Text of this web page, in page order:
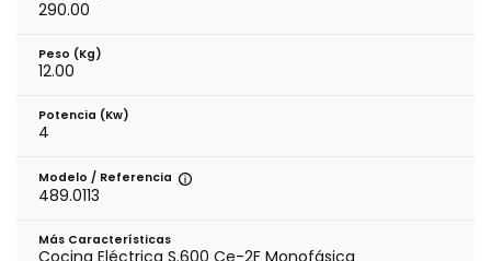
290.00
Peso (kg)
12.00
Potencia (Kw)
4
Modelo / Referencia
489.0113
Más Características
Cocina Eléctrica S.600 Ce-2F Monofásica